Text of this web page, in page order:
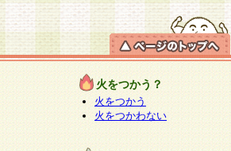
火をつかう？
火をつかう
火をつかわない